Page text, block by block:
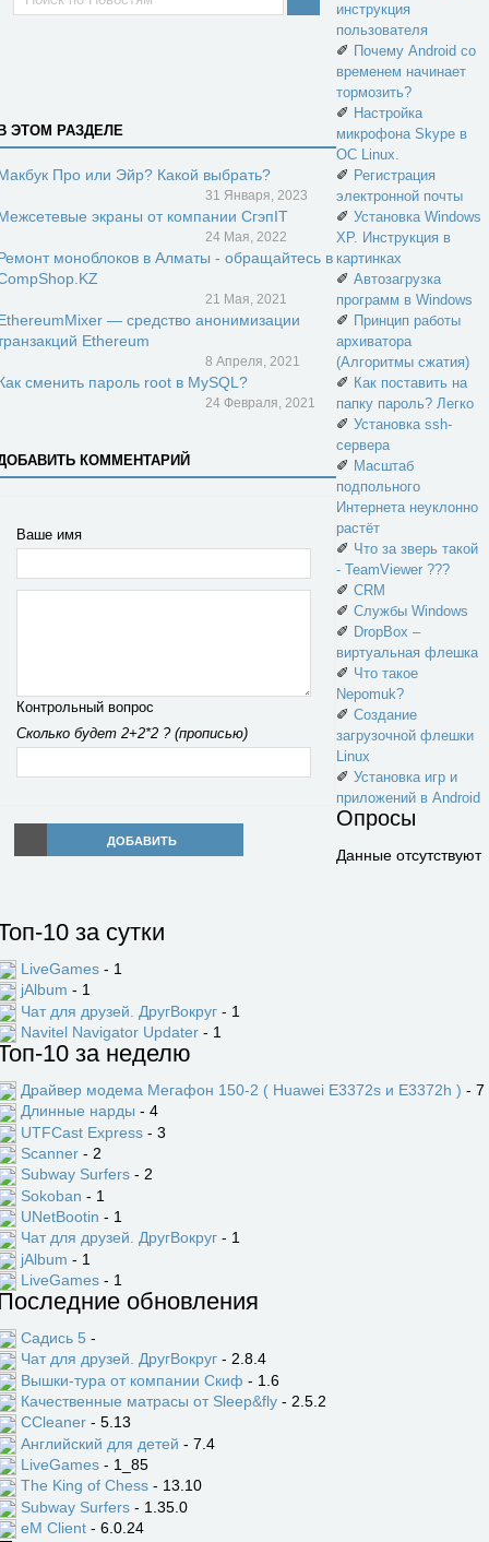
ЭТОМ РАЗДЕЛЕ
Про или Эйр? Какой выбрать?
31 Января, 2023
экраны от компании СгэпIT
24 Мая, 2022
моноблоков в Алматы - обращайтесь в
21 Мая, 2021
— средство анонимизации
Ethereum
8 Апреля, 2021
сменить пароль root в MySQL?
24 Февраля, 2021
КОММЕНТАРИЙ
Ваше имя
Контрольный вопрос
Сколько будет 2+2*2 ? (прописью)
ДОБАВИТЬ
инструкция
пользователя
✐ Почему Android со
временем начинает
тормозить?
✐ Настройка
микрофона Skype в
ОС Linux.
✐ Регистрация
электронной почты
✐ Установка Windows
XP. Инструкция в
картинках
✐ Автозагрузка
программ в Windows
✐ Принцип работы
архиватора
(Алгоритмы сжатия)
✐ Как поставить на
папку пароль? Легко
✐ Установка ssh-
сервера
✐ Масштаб
подпольного
Интернета неуклонно
растёт
✐ Что за зверь такой
- TeamViewer ???
✐ CRM
✐ Службы Windows
✐ DropBox –
виртуальная флешка
✐ Что такое
Nepomuk?
✐ Создание
загрузочной флешки
Linux
✐ Установка игр и
приложений в Android
Опросы
Данные отсутствуют
10 за сутки
LiveGames - 1
jAlbum - 1
Чат для друзей. ДругВокруг - 1
Navitel Navigator Updater - 1
10 за неделю
Драйвер модема Мегафон 150-2 ( Huawei E3372s и E3372h ) - 7
Длинные нарды - 4
UTFCast Express - 3
Scanner - 2
Subway Surfers - 2
Sokoban - 1
UNetBootin - 1
Чат для друзей. ДругВокруг - 1
jAlbum - 1
LiveGames - 1
обновления
Садись 5 -
Чат для друзей. ДругВокруг - 2.8.4
Вышки-тура от компании Скиф - 1.6
Качественные матрасы от Sleep&fly - 2.5.2
CCleaner - 5.13
Английский для детей - 7.4
LiveGames - 1_85
The King of Chess - 13.10
Subway Surfers - 1.35.0
eM Client - 6.0.24